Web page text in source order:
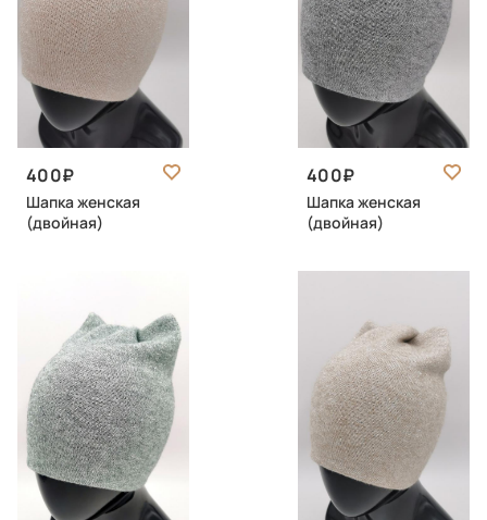
400
Шапка женская
(двойная)
400
Шапка женская
(двойная)